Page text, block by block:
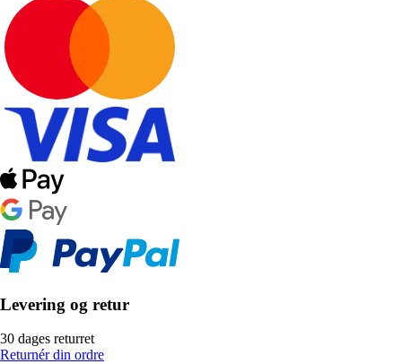
Levering og retur
30 dages returret
Returnér din ordre